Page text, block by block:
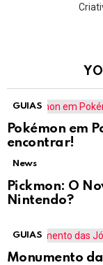
GUIAS
Pokémon em
encontrar!
News
Pickmon: O
Nintendo?
GUIAS
Monumento